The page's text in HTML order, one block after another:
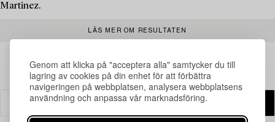
Genom att klicka på "acceptera alla" samtycker du till
lagring av cookies på din enhet för att förbättra
navigeringen på webbplatsen, analysera webbplatsens
användning och anpassa vår marknadsföring.
Martinez.
LÄS MER OM RESULTATEN